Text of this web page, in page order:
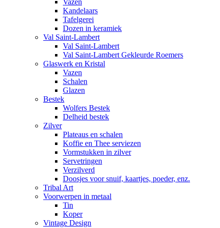
Vazen
Kandelaars
Tafelgerei
Dozen in keramiek
Val Saint-Lambert
Val Saint-Lambert
Val Saint-Lambert Gekleurde Roemers
Glaswerk en Kristal
Vazen
Schalen
Glazen
Bestek
Wolfers Bestek
Delheid bestek
Zilver
Plateaus en schalen
Koffie en Thee serviezen
Vormstukken in zilver
Servetringen
Verzilverd
Doosjes voor snuif, kaartjes, poeder, enz.
Tribal Art
Voorwerpen in metaal
Tin
Koper
Vintage Design